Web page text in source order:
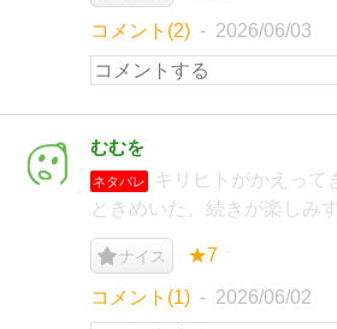
コメント(2) 2026/06/03
むむを
ネタバレ
キリヒトがかえって
ときめいた。続きが楽しみ
ナイス ★7
コメント(1) 2026/06/02